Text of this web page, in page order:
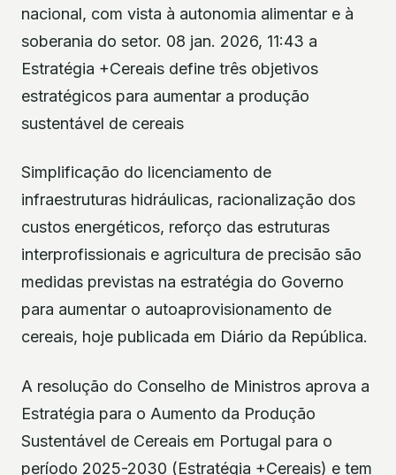
nacional, com vista à autonomia alimentar e à
soberania do setor. 08 jan. 2026, 11:43 a
Estratégia +Cereais define três objetivos
estratégicos para aumentar a produção
sustentável de cereais
Simplificação do licenciamento de
infraestruturas hidráulicas, racionalização dos
custos energéticos, reforço das estruturas
interprofissionais e agricultura de precisão são
medidas previstas na estratégia do Governo
para aumentar o autoaprovisionamento de
cereais, hoje publicada em Diário da República.
A resolução do Conselho de Ministros aprova a
Estratégia para o Aumento da Produção
Sustentável de Cereais em Portugal para o
período 2025-2030 (Estratégia +Cereais) e tem